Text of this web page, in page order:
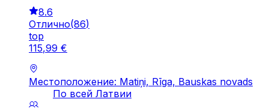
8.6
Отлично(86)
top
115,99 €
Местоположение: Matiņi, Rīga, Bauskas novads
По всей Латвии